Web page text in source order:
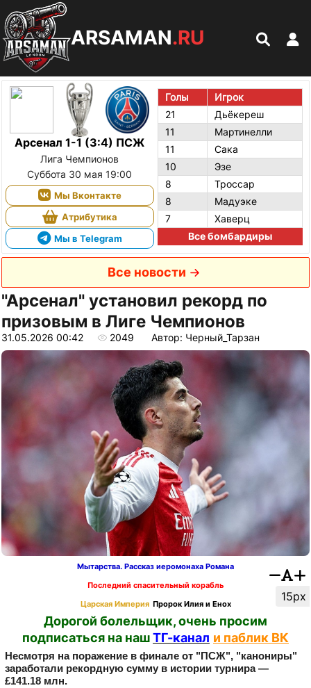
ARSAMAN.RU
Арсенал 1-1 (3:4) ПСЖ
Лига Чемпионов
Суббота 30 мая 19:00
Мы Вконтакте
Атрибутика
Мы в Telegram
Голы
Игрок
21
Дьёкереш
11
Мартинелли
11
Сака
10
Эзе
8
Троссар
8
Мадуэке
7
Хаверц
Все бомбардиры
Все новости
"Арсенал" установил рекорд по
призовым в Лиге Чемпионов
31.05.2026 00:42 2049 Автор: Черный_Тарзан
15px
Мытарства. Рассказ иеромонаха Романа
Последний спасительный корабль
Царская Империя Пророк Илия и Енох
Дорогой болельщик, очень просим
подписаться на нашТГ-канал и паблик ВК
Несмотря на поражение в финале от "ПСЖ", "канониры"
заработали рекордную сумму в истории турнира —
£141.18 млн.